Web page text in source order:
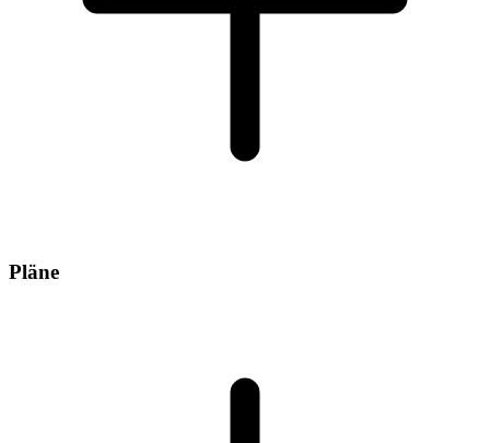
Pläne